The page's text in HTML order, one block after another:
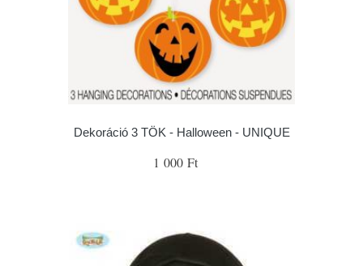
Dekoráció 3 TÖK - Halloween - UNIQUE
1 000 Ft